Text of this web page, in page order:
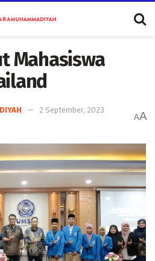
Mahasiswa
2 September, 2023
AA